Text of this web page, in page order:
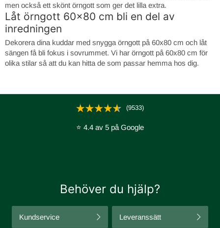
men också ett skönt örngott som ger det lilla extra.
Låt örngott 60x80 cm bli en del av
inredningen
Dekorera dina kuddar med snygga örngott på 60x80 cm och låt
sängen få bli fokus i sovrummet. Vi har örngott på 60x80 cm för
olika stilar så att du kan hitta de som passar hemma hos dig.
(9533)
⭐ 4.4 av 5 på Google
Behöver du hjälp?
Kundservice Leveranssätt